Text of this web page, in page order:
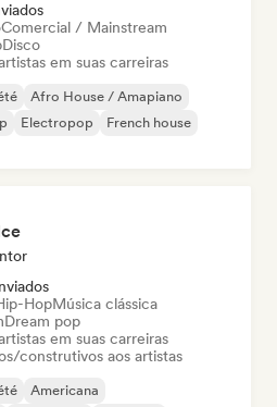
Comercial / Mainstream
Disco
em suas carreiras
Afro House / Amapiano
Electropop
French house
HopMúsica clássica
Dream pop
em suas carreiras
construtivos aos artistas
Americana